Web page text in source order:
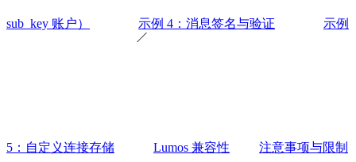
sub_key 账户） 示例 4：消息签名与验证 示例
5：自定义连接存储 Lumos 兼容性 注意事项与限制